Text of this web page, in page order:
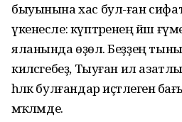
быуынына хас бул-ған
үкенесле: күптәренең йәш
яланында өҙөлә. Беҙҙең
киләсәгебеҙ, Тыуған ил
һәләк булғандар иҫтәлегенә
мәҡәләмде.